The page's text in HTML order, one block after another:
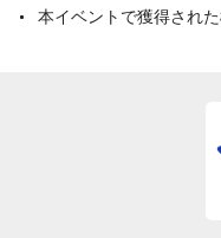
本イベントで獲得され